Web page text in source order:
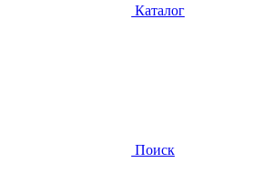
Каталог
Поиск